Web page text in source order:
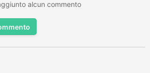
alcun commento